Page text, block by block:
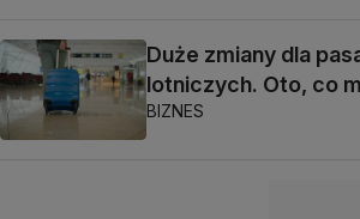
Duże zmiany dla
lotniczych. Oto, co
BIZNES